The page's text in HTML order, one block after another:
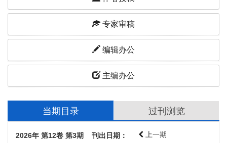
专家审稿
编辑办公
主编办公
当期目录 过刊浏览
2026年 第12卷 第3期 刊出日期：
上一期